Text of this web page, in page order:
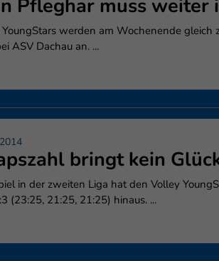
Pfleghar muss weiter
werden am Wochenende
ASV Dachau an. ...
bringt kein
in der zweiten Liga hat den Volley
(23:25, 21:25, 21:25) hinaus. ...